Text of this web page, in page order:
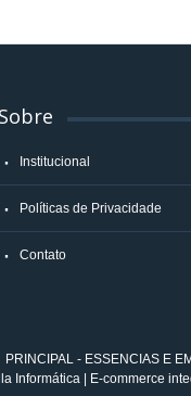
Sobre
Institucional
Políticas de Privacidade
Contato
PRINCIPAL - ESSENCIAS E
Informática | E-commerce